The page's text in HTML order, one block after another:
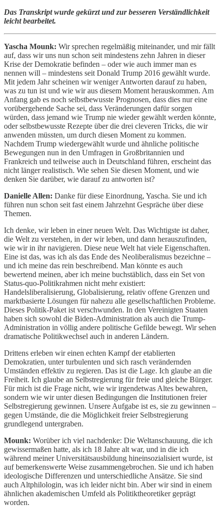
Das Transkript wurde gekürzt und zur besseren Verständlichkeit
leicht bearbeitet.
Yascha Mounk: Wir sprechen regelmäßig miteinander, und mir fällt
auf, dass wir uns nun schon seit mindestens zehn Jahren in dieser
Krise der Demokratie befinden – oder wie auch immer man es
nennen will – mindestens seit Donald Trump 2016 gewählt wurde.
Mit jedem Jahr scheinen wir weniger Antworten darauf zu haben,
was zu tun ist und wie wir aus diesem Moment herauskommen. Am
Anfang gab es noch selbstbewusste Prognosen, dass dies nur eine
vorübergehende Sache sei, dass Veränderungen dafür sorgen
würden, dass jemand wie Trump nie wieder gewählt werden könnte,
oder selbstbewusste Rezepte über die drei cleveren Tricks, die wir
anwenden müssten, um durch diesen Moment zu kommen.
Nachdem Trump wiedergewählt wurde und ähnliche politische
Bewegungen nun in den Umfragen in Großbritannien und
Frankreich und teilweise auch in Deutschland führen, erscheint das
nicht länger realistisch. Wie sehen Sie diesen Moment, und wie
denken Sie darüber, wie darauf zu antworten ist?
Danielle Allen: Danke für diese Einordnung, Yascha. Sie und ich
führen nun schon seit fast einem Jahrzehnt Gespräche über diese
Themen.
Ich denke, wir leben in einer neuen Welt. Das Wichtigste ist daher,
die Welt zu verstehen, in der wir leben, und dann herauszufinden,
wie wir in ihr navigieren. Diese neue Welt hat viele Eigenschaften.
Eine ist das, was ich als das Ende des Neoliberalismus bezeichne –
und ich meine das rein beschreibend. Man könnte es auch
bewertend meinen, aber ich meine buchstäblich, dass ein Set von
Status-quo-Politikrahmen nicht mehr existiert:
Handelsliberalisierung, Globalisierung, relativ offene Grenzen und
marktbasierte Lösungen für nahezu alle gesellschaftlichen Probleme.
Dieses Politik-Paket ist verschwunden. In den Vereinigten Staaten
haben sich sowohl die Biden-Administration als auch die Trump-
Administration in völlig andere politische Gefilde bewegt. Wir sehen
dramatische Politikwechsel auch in anderen Ländern.
Drittens erleben wir einen echten Kampf der etablierten
Demokratien, unter turbulenten und sich rasch verändernden
Umständen effektiv zu regieren. Das ist die Lage. Ich glaube an die
Freiheit. Ich glaube an Selbstregierung für freie und gleiche Bürger.
Für mich ist die Frage nicht, wie wir irgendetwas Altes bewahren,
sondern wie wir unter diesen Bedingungen die Institutionen freier
Selbstregierung gewinnen. Unsere Aufgabe ist es, sie zu gewinnen –
gegen Umstände, die die Möglichkeit freier Selbstregierung
grundlegend untergraben.
Mounk: Worüber ich viel nachdenke: Die Weltanschauung, die ich
gewissermaßen hatte, als ich 18 Jahre alt war, und in die ich
während meiner Universitätsausbildung hineinsozialisiert wurde, ist
auf bemerkenswerte Weise zusammengebrochen. Sie und ich haben
ideologische Differenzen und unterschiedliche Ansätze. Sie sind
auch Altphilologin, was ich leider nicht bin. Aber wir sind in einem
ähnlichen akademischen Umfeld als Politiktheoretiker geprägt
worden.